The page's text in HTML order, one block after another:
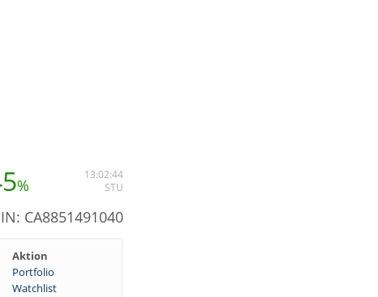
%
13:02:44
STU
CA8851491040
Aktion
Portfolio
Watchlist